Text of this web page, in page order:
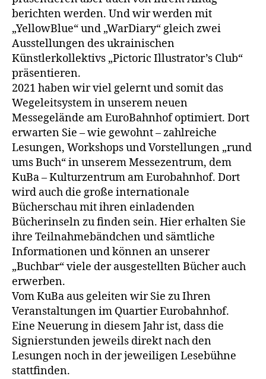
berichten werden. Und wir werden mit
„YellowBlue“ und „WarDiary“ gleich zwei
Ausstellungen des ukrainischen
Künstlerkollektivs „Pictoric Illustrator’s Club“
präsentieren.
2021 haben wir viel gelernt und somit das
Wegeleitsystem in unserem neuen
Messegelände am EuroBahnhof optimiert. Dort
erwarten Sie – wie gewohnt – zahlreiche
Lesungen, Workshops und Vorstellungen „rund
ums Buch“ in unserem Messezentrum, dem
KuBa – Kulturzentrum am Eurobahnhof. Dort
wird auch die große internationale
Bücherschau mit ihren einladenden
Bücherinseln zu finden sein. Hier erhalten Sie
ihre Teilnahmebändchen und sämtliche
Informationen und können an unserer
„Buchbar“ viele der ausgestellten Bücher auch
erwerben.
Vom KuBa aus geleiten wir Sie zu Ihren
Veranstaltungen im Quartier Eurobahnhof.
Eine Neuerung in diesem Jahr ist, dass die
Signierstunden jeweils direkt nach den
Lesungen noch in der jeweiligen Lesebühne
stattfinden.